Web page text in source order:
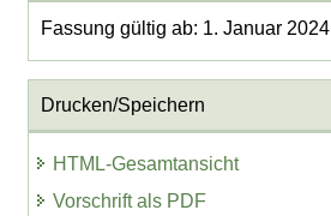
Fassung gültig ab: 1. Januar 2024
Drucken/Speichern
HTML-Gesamtansicht
Vorschrift als PDF